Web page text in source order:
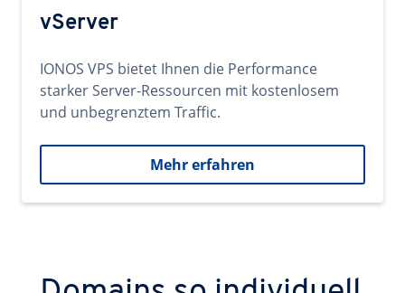
vServer
IONOS VPS bietet Ihnen die Performance
starker Server-Ressourcen mit kostenlosem
und unbegrenztem Traffic.
Mehr erfahren